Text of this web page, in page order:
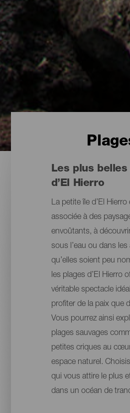
Les plus belles
d’El Hierro
La petite île d’El
associée à des
envoûtants, à
sous l’eau ou dans les
qu’elles soient peu
les plages d’El Hierro
véritable spectacle
profiter de la paix que
Vous pourrez ainsi
plages sauvages
petites criques au
espace naturel.
qui vous attire le plus
dans un océan de